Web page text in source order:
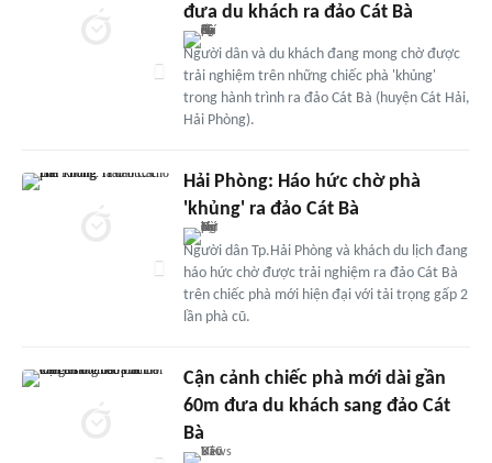
đưa du khách ra đảo Cát Bà
Người dân và du khách đang mong chờ được
trải nghiệm trên những chiếc phà 'khủng'
trong hành trình ra đảo Cát Bà (huyện Cát Hải,
Hải Phòng).
Hải Phòng: Háo hức chờ phà
'khủng' ra đảo Cát Bà
Người dân Tp.Hải Phòng và khách du lịch đang
háo hức chờ được trải nghiệm ra đảo Cát Bà
trên chiếc phà mới hiện đại với tải trọng gấp 2
lần phà cũ.
Cận cảnh chiếc phà mới dài gần
60m đưa du khách sang đảo Cát
Bà